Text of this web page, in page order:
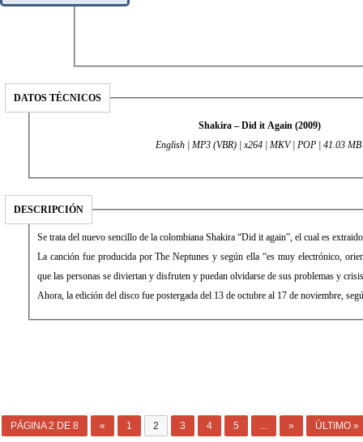
DATOS TÉCNICOS
Shakira – Did it Again (2009)
English | MP3 (VBR) | x264 | MKV | POP | 41.03 MB
DESCRIPCIÓN
Se trata del nuevo sencillo de la colombiana Shakira “Did it again”, el cual es
La canción fue producida por The Neptunes y según ella “es muy electrónico,
que las personas se diviertan y disfruten y puedan olvidarse de sus problemas y
Ahora, la edición del disco fue postergada del 13 de octubre al 17 de noviembre,
PÁGINA 2 DE 8 « 1 2 3 4 5 ... » ÚLTIMO »